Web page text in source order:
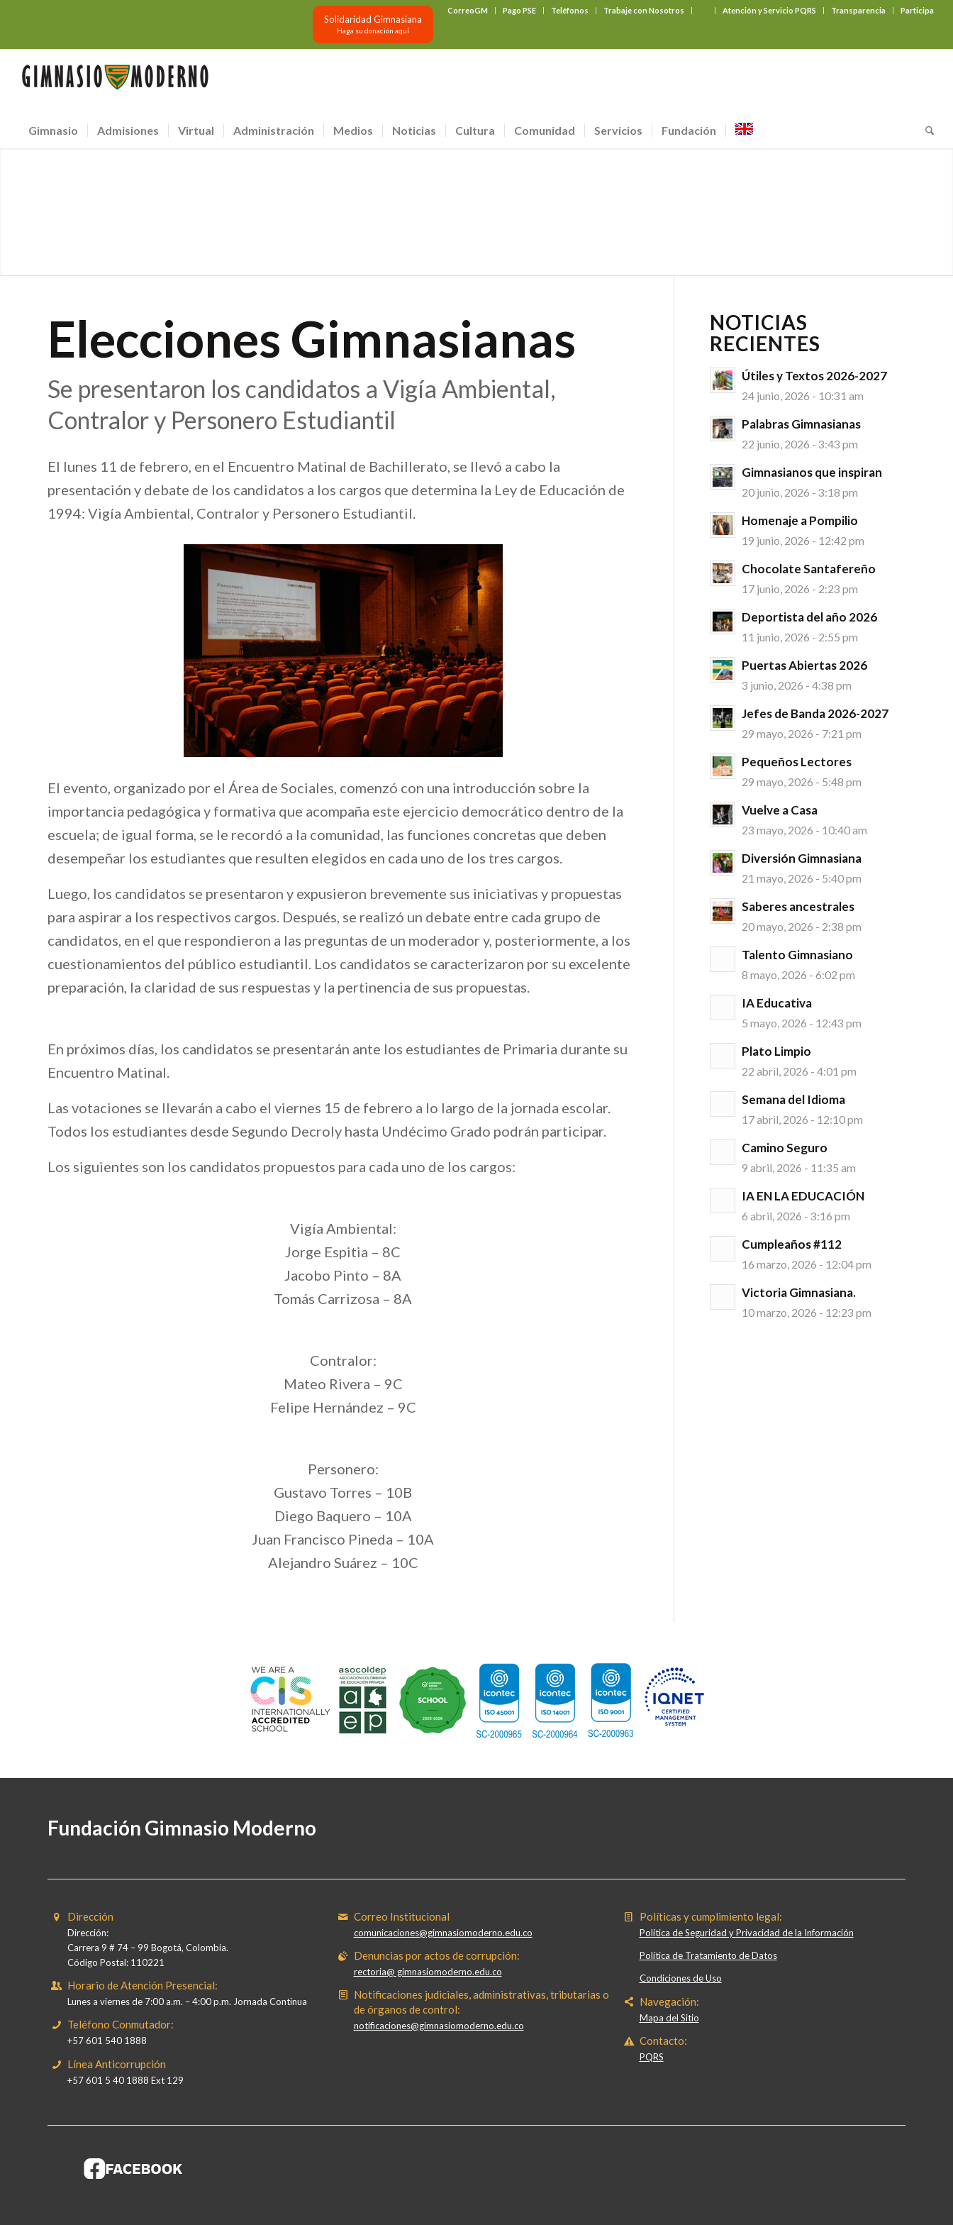
CorreoGM Pago PSE Teléfonos Trabaje con Nosotros Atención y Servicio PQRS Transparencia Participa
Solidaridad Gimnasiana
Haga su donación aquí
Gimnasio Admisiones Virtual Administración Medios Noticias Cultura Comunidad Servicios Fundación
Elecciones Gimnasianas
Se presentaron los candidatos a Vigía Ambiental,
Contralor y Personero Estudiantil
El lunes 11 de febrero, en el Encuentro Matinal de Bachillerato, se llevó a cabo la
presentación y debate de los candidatos a los cargos que determina la Ley de Educación de
1994: Vigía Ambiental, Contralor y Personero Estudiantil.
El evento, organizado por el Área de Sociales, comenzó con una introducción sobre la
importancia pedagógica y formativa que acompaña este ejercicio democrático dentro de la
escuela; de igual forma, se le recordó a la comunidad, las funciones concretas que deben
desempeñar los estudiantes que resulten elegidos en cada uno de los tres cargos.
Luego, los candidatos se presentaron y expusieron brevemente sus iniciativas y propuestas
para aspirar a los respectivos cargos. Después, se realizó un debate entre cada grupo de
candidatos, en el que respondieron a las preguntas de un moderador y, posteriormente, a los
cuestionamientos del público estudiantil. Los candidatos se caracterizaron por su excelente
preparación, la claridad de sus respuestas y la pertinencia de sus propuestas.
En próximos días, los candidatos se presentarán ante los estudiantes de Primaria durante su
Encuentro Matinal.
Las votaciones se llevarán a cabo el viernes 15 de febrero a lo largo de la jornada escolar.
Todos los estudiantes desde Segundo Decroly hasta Undécimo Grado podrán participar.
Los siguientes son los candidatos propuestos para cada uno de los cargos:
Vigía Ambiental:
Jorge Espitia – 8C
Jacobo Pinto – 8A
Tomás Carrizosa – 8A
Contralor:
Mateo Rivera – 9C
Felipe Hernández – 9C
Personero:
Gustavo Torres – 10B
Diego Baquero – 10A
Juan Francisco Pineda – 10A
Alejandro Suárez – 10C
NOTICIAS
RECIENTES
Útiles y Textos 2026-2027
24 junio, 2026 - 10:31 am
Palabras Gimnasianas
22 junio, 2026 - 3:43 pm
Gimnasianos que inspiran
20 junio, 2026 - 3:18 pm
Homenaje a Pompilio
19 junio, 2026 - 12:42 pm
Chocolate Santafereño
17 junio, 2026 - 2:23 pm
Deportista del año 2026
11 junio, 2026 - 2:55 pm
Puertas Abiertas 2026
3 junio, 2026 - 4:38 pm
Jefes de Banda 2026-2027
29 mayo, 2026 - 7:21 pm
Pequeños Lectores
29 mayo, 2026 - 5:48 pm
Vuelve a Casa
23 mayo, 2026 - 10:40 am
Diversión Gimnasiana
21 mayo, 2026 - 5:40 pm
Saberes ancestrales
20 mayo, 2026 - 2:38 pm
Talento Gimnasiano
8 mayo, 2026 - 6:02 pm
IA Educativa
5 mayo, 2026 - 12:43 pm
Plato Limpio
22 abril, 2026 - 4:01 pm
Semana del Idioma
17 abril, 2026 - 12:10 pm
Camino Seguro
9 abril, 2026 - 11:35 am
IA EN LA EDUCACIÓN
6 abril, 2026 - 3:16 pm
Cumpleaños #112
16 marzo, 2026 - 12:04 pm
Victoria Gimnasiana.
10 marzo, 2026 - 12:23 pm
Fundación Gimnasio Moderno
Dirección
Dirección:
Carrera 9 # 74 – 99 Bogotá, Colombia.
Código Postal: 110221
Horario de Atención Presencial:
Lunes a viernes de 7:00 a.m. – 4:00 p.m. Jornada Continua
Teléfono Conmutador:
+57 601 540 1888
Línea Anticorrupción
+57 601 5 40 1888 Ext 129
Correo Institucional
comunicaciones@gimnasiomoderno.edu.co
Denuncias por actos de corrupción:
rectoria@ gimnasiomoderno.edu.co
Notificaciones judiciales, administrativas, tributarias o
de órganos de control:
notificaciones@gimnasiomoderno.edu.co
Políticas y cumplimiento legal:
Política de Seguridad y Privacidad de la Información
Política de Tratamiento de Datos
Condiciones de Uso
Navegación:
Mapa del Sitio
Contacto:
PQRS